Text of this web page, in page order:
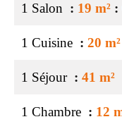
1 Salon 19 m²
1 Cuisine 20 m²
1 Séjour 41 m²
1 Chambre 12